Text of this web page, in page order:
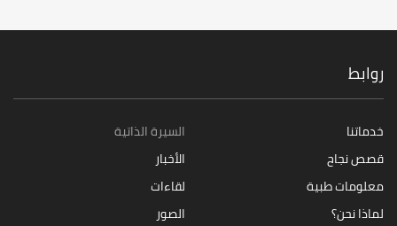
روابط
خدماتنا
قصص نجاح
معلومات طبية
لماذا نحن؟
السيرة الذاتية
الأخبار
لقاءات
الصور